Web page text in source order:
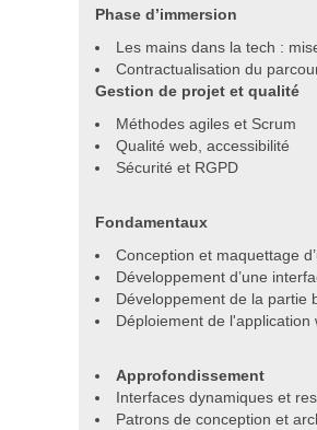
Phase d’immersion
Les mains dans la tech :
Contractualisation du
Gestion de projet et qualité
Méthodes agiles et Scrum
Qualité web, accessibilité
Sécurité et RGPD
Fondamentaux
Conception et maquettage
Développement d’une
Développement de la partie
Déploiement de l'application
Approfondissement
Interfaces dynamiques et
Patrons de conception et